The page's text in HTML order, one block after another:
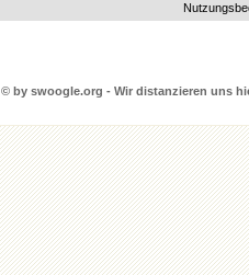
© by swoogle.org - Wir distanzieren uns